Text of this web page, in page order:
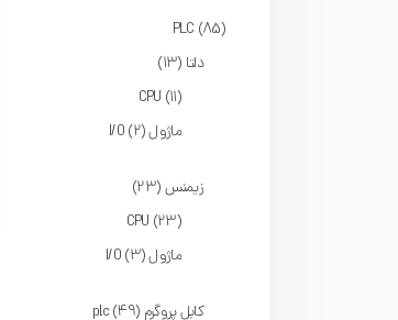
PLC 85
دلتا 13
CPU 11
ماژول I/O 2
زیمنس 23
CPU 23
ماژول I/O 3
کابل پروگرم plc 49